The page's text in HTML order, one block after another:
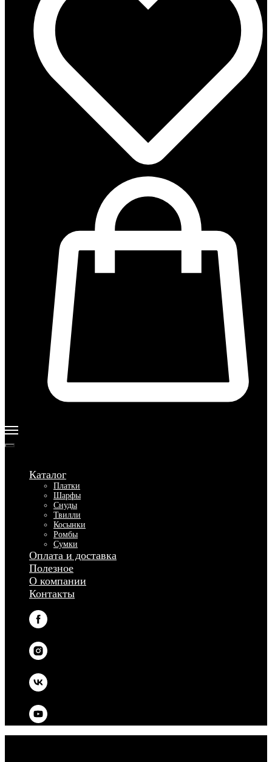
Каталог
Платки
Шарфы
Снуды
Твилли
Косынки
Ромбы
Сумки
Оплата и доставка
Полезное
О компании
Контакты